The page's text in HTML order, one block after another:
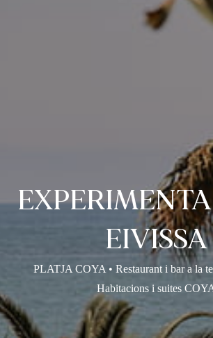
EIVISSA
PLATJA COYA • Restaurant i bar a la
Habitacions i suites